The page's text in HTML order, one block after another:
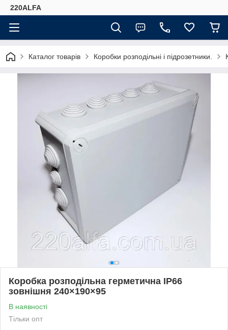
220ALFA
Каталог товарів Коробки розподільні і підрозетники.
Коробка розподільна герметична IP66
зовнішня 240×190×95
В наявності
Тільки опт